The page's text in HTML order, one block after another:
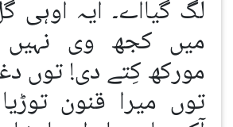
لگ گیااے۔ ایہ اوہی
میں کجھ وی نہیں
مورکھ کِتے دی! توں
توں میرا قنون